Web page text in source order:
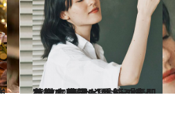
2022.2.26
花粉も乾燥も、もう怖くない！ 春めく季節の素肌を徹底ケア 【最新「素肌ケア」家電5選】
ライフスタイル